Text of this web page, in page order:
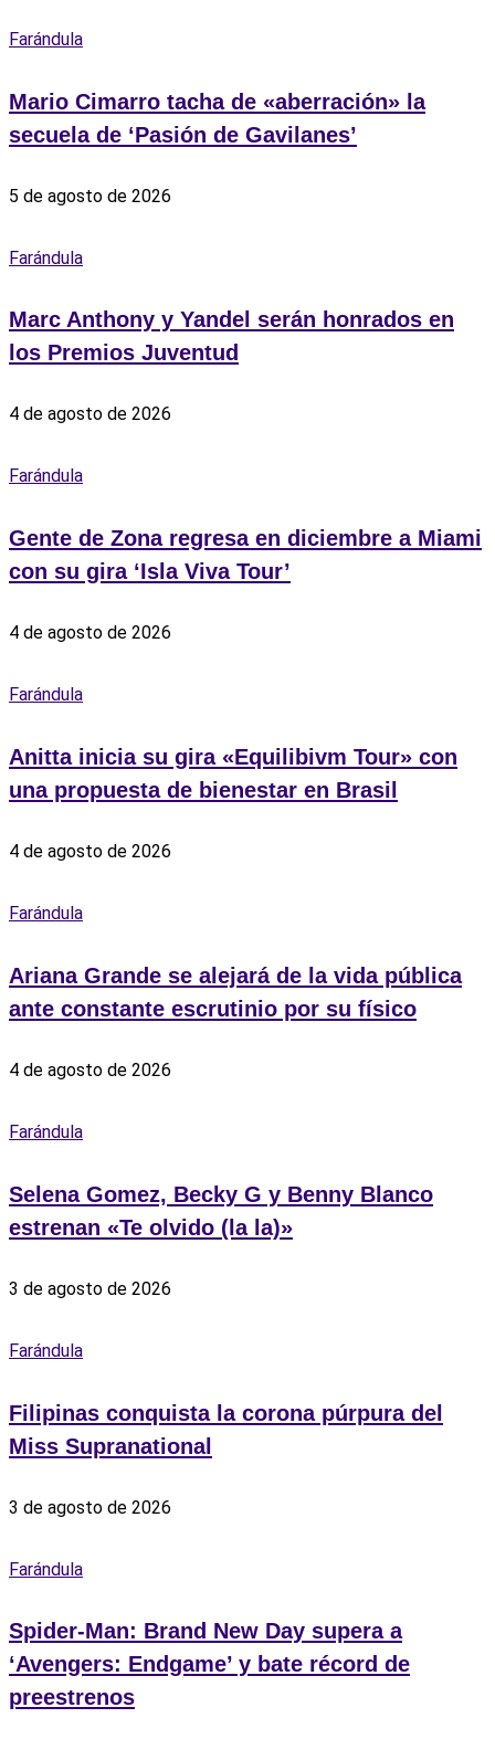
Farándula
Mario Cimarro tacha de «aberración» la
secuela de ‘Pasión de Gavilanes’
5 de agosto de 2026
Farándula
Marc Anthony y Yandel serán honrados en
los Premios Juventud
4 de agosto de 2026
Farándula
Gente de Zona regresa en diciembre a Miami
con su gira ‘Isla Viva Tour’
4 de agosto de 2026
Farándula
Anitta inicia su gira «Equilibivm Tour» con
una propuesta de bienestar en Brasil
4 de agosto de 2026
Farándula
Ariana Grande se alejará de la vida pública
ante constante escrutinio por su físico
4 de agosto de 2026
Farándula
Selena Gomez, Becky G y Benny Blanco
estrenan «Te olvido (la la)»
3 de agosto de 2026
Farándula
Filipinas conquista la corona púrpura del
Miss Supranational
3 de agosto de 2026
Farándula
Spider-Man: Brand New Day supera a
‘Avengers: Endgame’ y bate récord de
preestrenos